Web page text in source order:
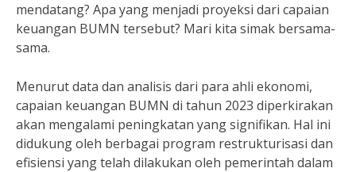
mendatang? Apa yang menjadi proyeksi dari capaian
keuangan BUMN tersebut? Mari kita simak bersama-
sama.
Menurut data dan analisis dari para ahli ekonomi,
capaian keuangan BUMN di tahun 2023 diperkirakan
akan mengalami peningkatan yang signifikan. Hal ini
didukung oleh berbagai program restrukturisasi dan
efisiensi yang telah dilakukan oleh pemerintah dalam